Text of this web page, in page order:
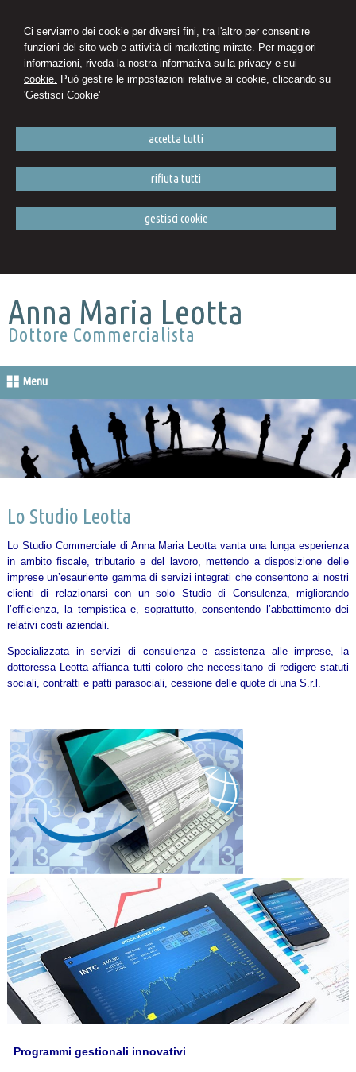
Ci serviamo dei cookie per diversi fini, tra l'altro per consentire
funzioni del sito web e attività di marketing mirate. Per maggiori
informazioni, riveda la nostra informativa sulla privacy e sui
cookie. Può gestire le impostazioni relative ai cookie, cliccando su
'Gestisci Cookie'
accetta tutti
rifiuta tutti
gestisci cookie
Anna Maria Leotta
Dottore Commercialista
Menu
Lo Studio Leotta
Lo Studio Commerciale di Anna Maria Leotta vanta una lunga esperienza
in ambito fiscale, tributario e del lavoro, mettendo a disposizione delle
imprese un’esauriente gamma di servizi integrati che consentono ai nostri
clienti di relazionarsi con un solo Studio di Consulenza, migliorando
l’efficienza, la tempistica e, soprattutto, consentendo l’abbattimento dei
relativi costi aziendali.
Specializzata in servizi di consulenza e assistenza alle imprese, la
dottoressa Leotta affianca tutti coloro che necessitano di redigere statuti
sociali, contratti e patti parasociali, cessione delle quote di una S.r.l.
Programmi gestionali innovativi